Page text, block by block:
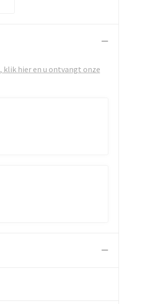
klik hier en u ontvangt onze